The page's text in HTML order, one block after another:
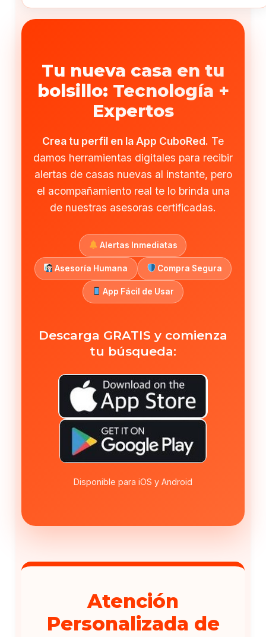
Tu nueva casa en tu
bolsillo: Tecnología +
Expertos
Crea tu perfil en la App CuboRed. Te
damos herramientas digitales para recibir
alertas de casas nuevas al instante, pero
el acompañamiento real te lo brinda una
de nuestras asesoras certificadas.
Alertas Inmediatas
Asesoría Humana Compra Segura
App Fácil de Usar
Descarga GRATIS y comienza
tu búsqueda:
Disponible para iOS y Android
Atención
Personalizada de